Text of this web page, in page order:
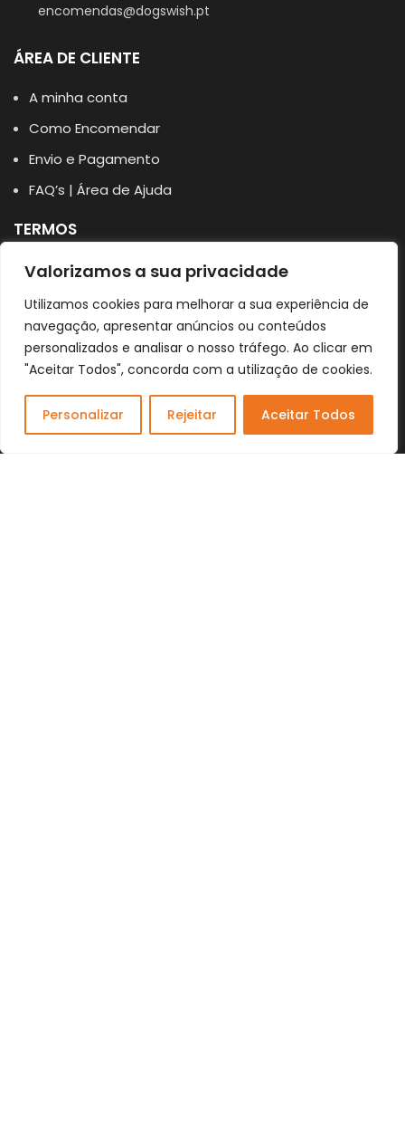
Valorizamos a sua privacidade
Utilizamos cookies para melhorar a sua experiência de
navegação, apresentar anúncios ou conteúdos
personalizados e analisar o nosso tráfego. Ao clicar em
"Aceitar Todos", concorda com a utilização de cookies.
Personalizar Rejeitar Aceitar Todos
encomendas@dogswish.pt
ÁREA DE CLIENTE
A minha conta
Como Encomendar
Envio e Pagamento
FAQ’s | Área de Ajuda
TERMOS
Política de Privacidade
Política de Cookies
Termos e Condições
Livro de Reclamações Online